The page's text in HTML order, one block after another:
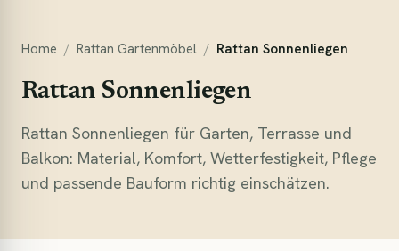
Home / Rattan Gartenmöbel / Rattan Sonnenliegen
Rattan Sonnenliegen
Rattan Sonnenliegen für Garten, Terrasse und
Balkon: Material, Komfort, Wetterfestigkeit, Pflege
und passende Bauform richtig einschätzen.